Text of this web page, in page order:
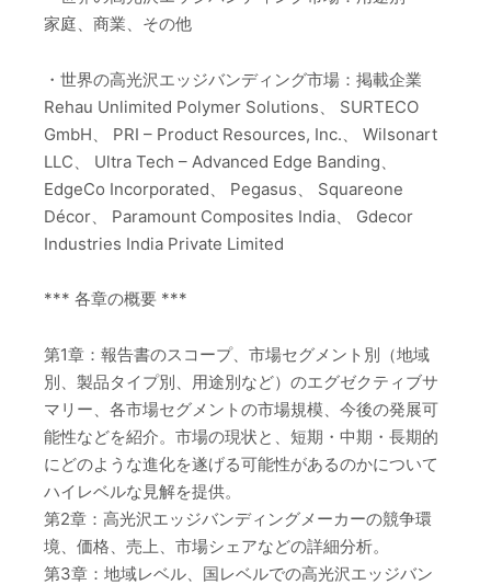
家庭、商業、その他
・世界の高光沢エッジバンディング市場：掲載企業
Rehau Unlimited Polymer Solutions、 SURTECO
GmbH、 PRI – Product Resources, Inc.、 Wilsonart
LLC、 Ultra Tech – Advanced Edge Banding、
EdgeCo Incorporated、 Pegasus、 Squareone
Décor、 Paramount Composites India、 Gdecor
Industries India Private Limited
*** 各章の概要 ***
第1章：報告書のスコープ、市場セグメント別（地域
別、製品タイプ別、用途別など）のエグゼクティブサ
マリー、各市場セグメントの市場規模、今後の発展可
能性などを紹介。市場の現状と、短期・中期・長期的
にどのような進化を遂げる可能性があるのかについて
ハイレベルな見解を提供。
第2章：高光沢エッジバンディングメーカーの競争環
境、価格、売上、市場シェアなどの詳細分析。
第3章：地域レベル、国レベルでの高光沢エッジバン